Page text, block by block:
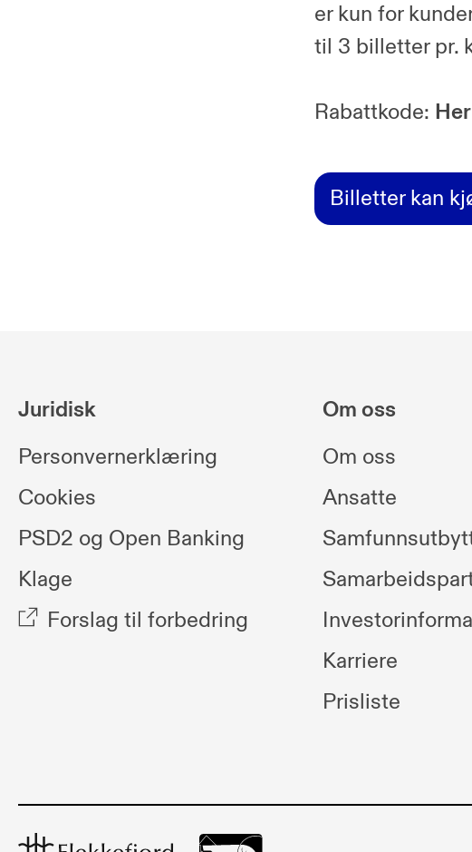
er kun for
til 3 billetter pr.
Rabattkode:
Billetter kan
Juridisk
Personvernerklæring
Cookies
PSD2 og Open Banking
Klage
Forslag til forbedring
Om oss
Om oss
Ansatte
Karriere
Prisliste